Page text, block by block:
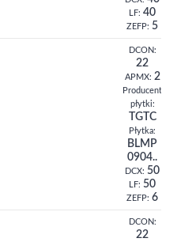
LF: 40
ZEFP: 5
DCON:
22
APMX: 2
Producent
płytki:
TGTC
Płytka:
BLMP
0904..
DCX: 50
LF: 50
ZEFP: 6
DCON:
22